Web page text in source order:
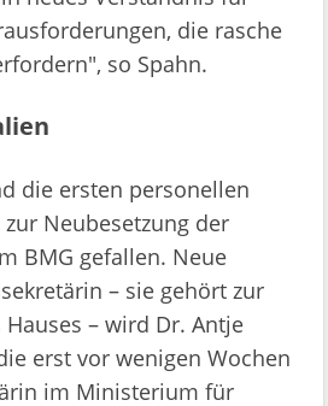
die rasche
so Spahn.
die ersten personellen
Neubesetzung der
BMG gefallen. Neue
– sie gehört zur
– wird Dr. Antje
erst vor wenigen Wochen
im Ministerium für